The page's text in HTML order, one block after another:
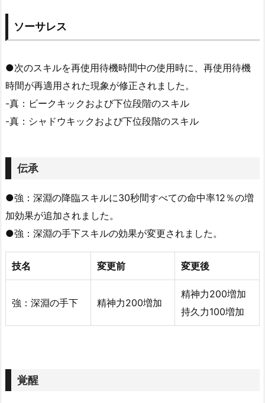
ソーサレス
●次のスキルを再使用待機時間中の使用時に、再使用待機
時間が再適用された現象が修正されました。
-真：ビークキックおよび下位段階のスキル
-真：シャドウキックおよび下位段階のスキル
伝承
●強：深淵の降臨スキルに30秒間すべての命中率12％の増
加効果が追加されました。
●強：深淵の手下スキルの効果が変更されました。
技名 変更前 変更後
強：深淵の手下 精神力200増加
精神力200増加
持久力100増加
覚醒